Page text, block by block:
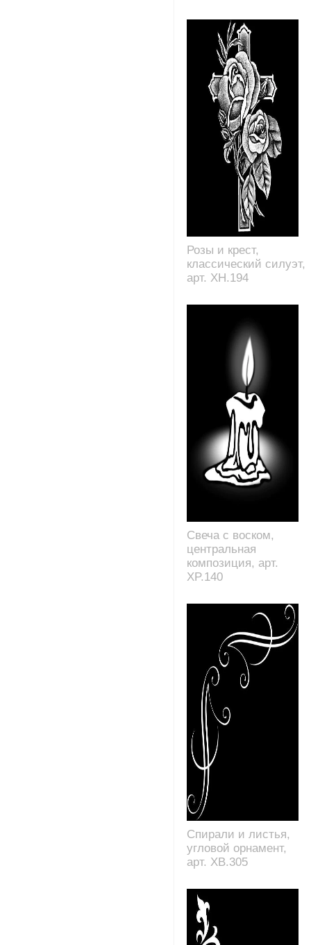
Розы и крест,
классический силуэт,
арт. XH.194
Свеча с воском,
центральная
композиция, арт.
XP.140
Спирали и листья,
угловой орнамент,
арт. XB.305